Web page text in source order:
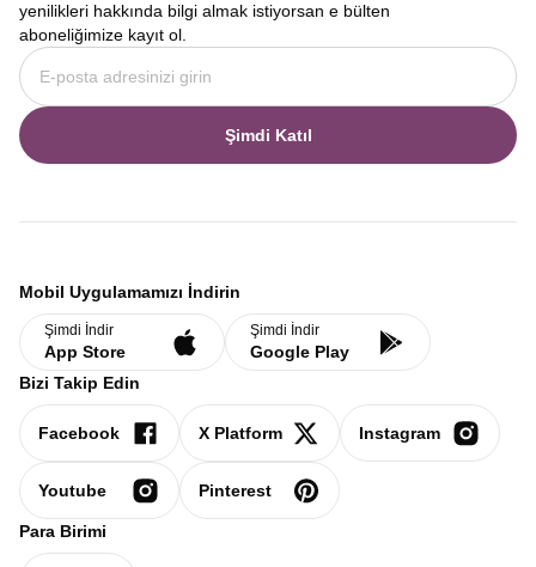
yenilikleri hakkında bilgi almak istiyorsan e bülten
aboneliğimize kayıt ol.
Şimdi Katıl
Mobil Uygulamamızı İndirin
Şimdi İndir
App Store
Şimdi İndir
Google Play
Bizi Takip Edin
Facebook X Platform Instagram
Youtube Pinterest
Para Birimi